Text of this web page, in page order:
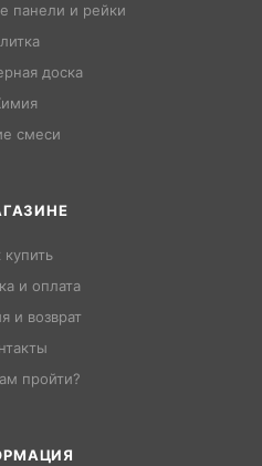
панели и рейки
доска
смеси
купить
и оплата
и возврат
пройти?